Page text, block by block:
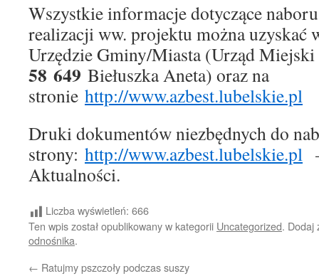
Wszystkie informacje dotyczące
realizacji ww. projektu można uzyskać
Urzędzie Gminy/Miasta (Urząd
58 649 Biełuszka Aneta) oraz na
stronie http://www.azbest.lubelskie.pl
Druki dokumentów niezbędnych do
strony: http://www.azbest.lubelskie.pl
Aktualności.
Liczba wyświetleń: 666
Ten wpis został opublikowany w kategorii Uncategorized. Dodaj
odnośnika.
← Ratujmy pszczoły podczas suszy